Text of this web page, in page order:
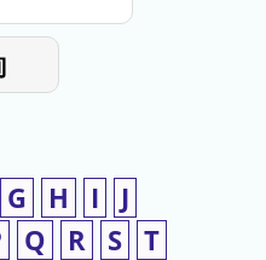
G H I
J
Q R S T